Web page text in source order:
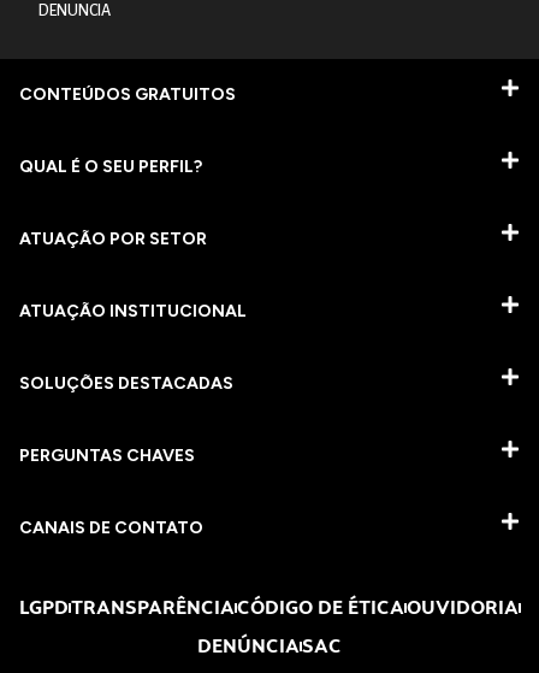
DENUNCIA
CONTEÚDOS GRATUITOS
QUAL É O SEU PERFIL?
ATUAÇÃO POR SETOR
ATUAÇÃO INSTITUCIONAL
SOLUÇÕES DESTACADAS
PERGUNTAS CHAVES​
CANAIS DE CONTATO
LGPDTRANSPARÊNCIACÓDIGO DE ÉTICAOUVIDORIA
DENÚNCIASAC